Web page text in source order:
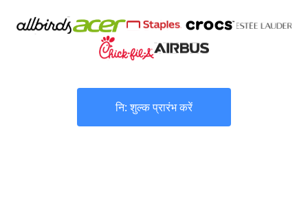
नि: शुल्क प्रारंभ करें